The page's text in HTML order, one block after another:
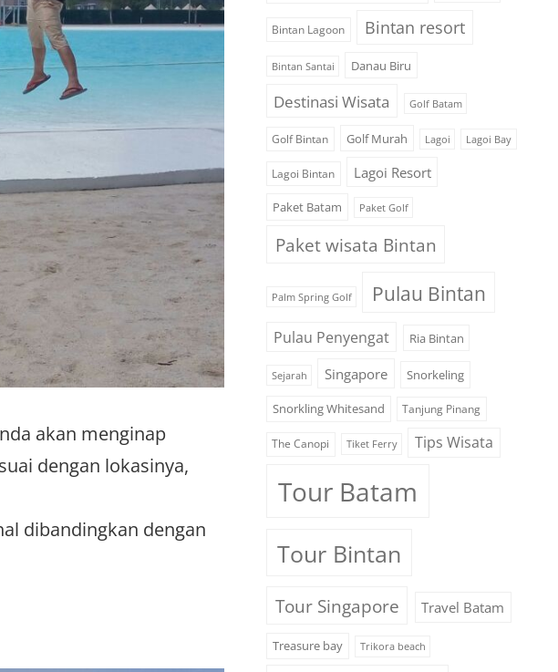
akan menginap
dengan lokasinya,
dibandingkan dengan
Bintan Lagoon Bintan resort
Bintan Santai Danau Biru
Destinasi Wisata Golf Batam
Golf Bintan Golf Murah Lagoi Lagoi Bay
Lagoi Bintan Lagoi Resort
Paket Batam Paket Golf
Paket wisata Bintan
Palm Spring Golf Pulau Bintan
Pulau Penyengat Ria Bintan
Sejarah Singapore Snorkeling
Snorkling Whitesand Tanjung Pinang
The Canopi Tiket Ferry Tips Wisata
Tour Batam
Tour Bintan
Tour Singapore Travel Batam
Treasure bay Trikora beach